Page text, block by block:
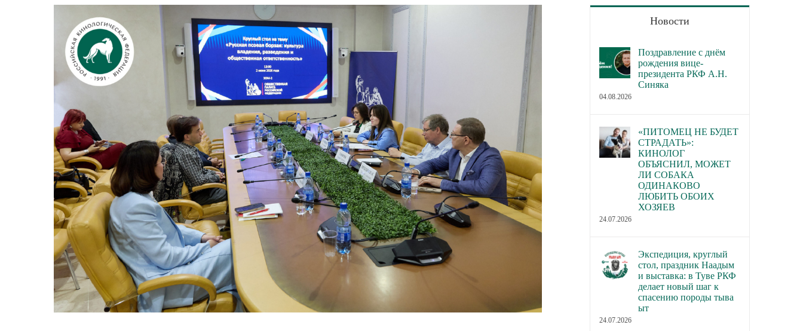
Larger
Image
Новости
Поздравление с днём
рождения вице-
президента РКФ А.Н.
Синяка
04.08.2026
«ПИТОМЕЦ НЕ БУДЕТ
СТРАДАТЬ»:
КИНОЛОГ
ОБЪЯСНИЛ, МОЖЕТ
ЛИ СОБАКА
ОДИНАКОВО
ЛЮБИТЬ ОБОИХ
ХОЗЯЕВ
24.07.2026
Экспедиция, круглый
стол, праздник Наадым
и выставка: в Туве РКФ
делает новый шаг к
спасению породы тыва
ыт
24.07.2026